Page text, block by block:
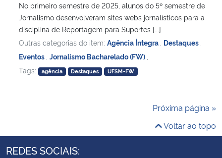
No primeiro semestre de 2025, alunos do 5º semestre de
Jornalismo desenvolveram sites webs jornalísticos para a
disciplina de Reportagem para Suportes [...]
Outras categorias do item: Agência Íntegra Destaques
Eventos Jornalismo Bacharelado (FW)
Tags:
agência Destaques UFSM-FW
Próxima página »
Voltar ao topo
REDES SOCIAIS: